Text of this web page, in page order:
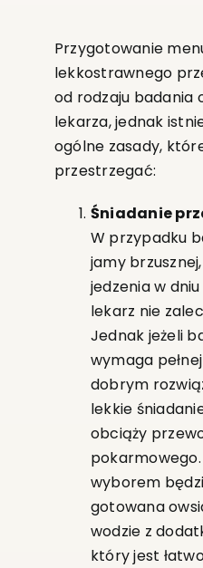
Przygotowanie
lekkostrawnego
od rodzaju badania
lekarza, jednak
ogólne zasady,
przestrzegać:
Śniadanie
W przypadku
jamy
jedzenia w
lekarz nie
Jednak jeżeli
wymaga
dobrym
lekkie
obciąży
wyborem
gotowana
wodzie z
który jest